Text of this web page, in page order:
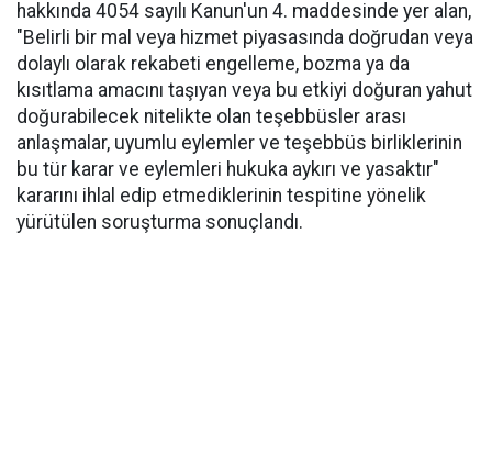
hakkında 4054 sayılı Kanun'un 4. maddesinde yer alan,
"Belirli bir mal veya hizmet piyasasında doğrudan veya
dolaylı olarak rekabeti engelleme, bozma ya da
kısıtlama amacını taşıyan veya bu etkiyi doğuran yahut
doğurabilecek nitelikte olan teşebbüsler arası
anlaşmalar, uyumlu eylemler ve teşebbüs birliklerinin
bu tür karar ve eylemleri hukuka aykırı ve yasaktır"
kararını ihlal edip etmediklerinin tespitine yönelik
yürütülen soruşturma sonuçlandı.